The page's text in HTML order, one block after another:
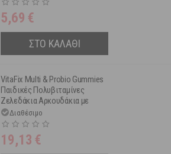
5,69 €
ΣΤΟ ΚΑΛΑΘΙ
VitaFix Multi & Probio Gummies
Παιδικές Πολυβιταμίνες
Ζελεδάκια Αρκουδάκια με
Γεύση Φράουλα 60τμχ
Διαθέσιμο
19,13 €